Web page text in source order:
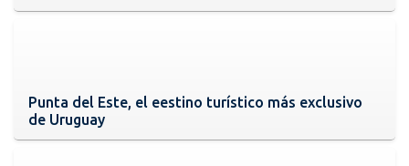
Punta del Este, el eestino turístico más exclusivo
de Uruguay